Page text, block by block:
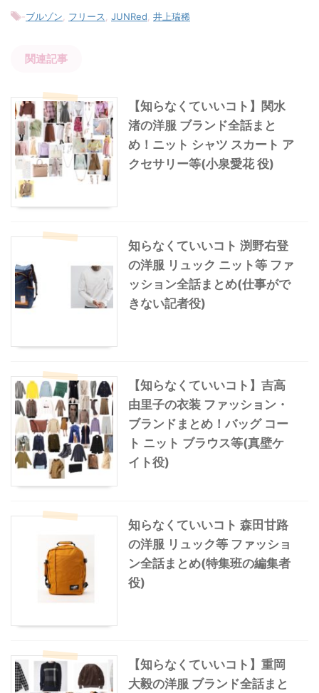
-ブルゾン フリース JUNRed 井上瑞稀
関連記事
【知らなくていいコト】関水
渚の洋服 ブランド全話まと
め！ニット シャツ スカート ア
クセサリー等(小泉愛花 役)
知らなくていいコト 渕野右登
の洋服 リュック ニット等 ファ
ッション全話まとめ(仕事がで
きない記者役)
【知らなくていいコト】吉高
由里子の衣装 ファッション・
ブランドまとめ！バッグ コー
ト ニット ブラウス等(真壁ケ
イト役)
知らなくていいコト 森田甘路
の洋服 リュック等 ファッショ
ン全話まとめ(特集班の編集者
役)
【知らなくていいコト】重岡
大毅の洋服 ブランド全話まと